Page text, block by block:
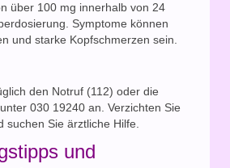
über 100 mg innerhalb von 24
Symptome können
und starke Kopfschmerzen sein.
den Notruf (112) oder die
030 19240 an. Verzichten Sie
suchen Sie ärztliche Hilfe.
und